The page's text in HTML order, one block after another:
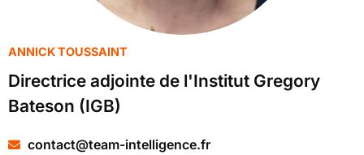
ANNICK TOUSSAINT
Directrice adjointe de l'Institut Gregory
Bateson (IGB)
contact@team-intelligence.fr